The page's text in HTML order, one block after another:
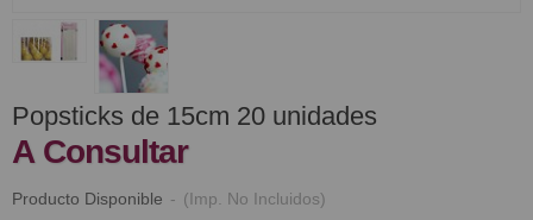
Popsticks de 15cm 20 unidades
A Consultar
Producto Disponible - (Imp. No Incluidos)